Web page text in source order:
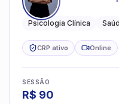
emocional
Psicologia Clínica
CRP ativo Online
SESSÃO
R$ 90